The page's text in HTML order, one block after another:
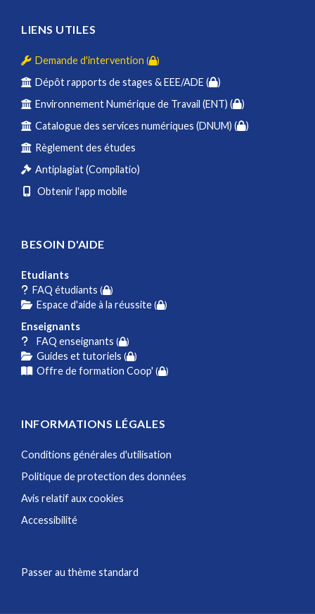
LIENS UTILES
Demande d'intervention ( )
Dépôt rapports de stages & EEE/ADE (
)
Environnement Numérique de Travail (ENT) (
)
Catalogue des services numériques (DNUM) (
)
Règlement des études
Antiplagiat (Compilatio)
Obtenir l'app mobile
BESOIN D'AIDE
Etudiants
FAQ étudiants ( )
Espace d'aide à la réussite( )
Enseignants
FAQ enseignants ( )
Guides et tutoriels ( )
Offre de formation Coop' ( )
INFORMATIONS LÉGALES
Conditions générales d'utilisation
Politique de protection des données
Avis relatif aux cookies
Accessibilité
Passer au thème standard